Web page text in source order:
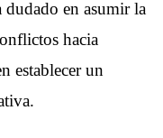
dudado en asumir la
hacia
establecer un